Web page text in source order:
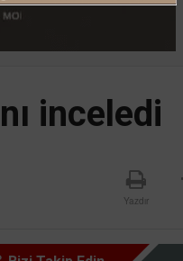
inceledi
Yazdır